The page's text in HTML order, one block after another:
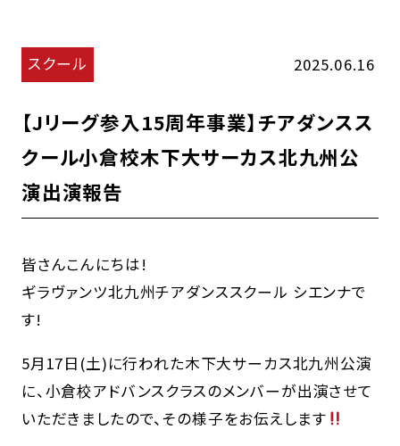
スクール 2025.06.16
【Jリーグ参入15周年事業】チアダンスス
クール小倉校木下大サーカス北九州公
演出演報告
皆さんこんにちは!
ギラヴァンツ北九州チアダンススクール シエンナで
す!
5月17日(土)に行われた木下大サーカス北九州公演
に、小倉校アドバンスクラスのメンバーが出演させて
いただきましたので、その様子をお伝えします